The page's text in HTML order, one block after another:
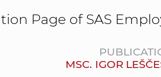
Page of SAS
MSC. IGOR